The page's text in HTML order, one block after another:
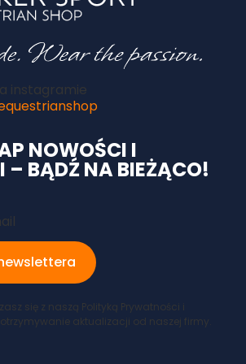
instagramie
NOWOŚCI I
– BĄDŹ NA BIEŻĄCO!
się z naszą Polityką Prywatności i
aktualizacji od naszej firmy.